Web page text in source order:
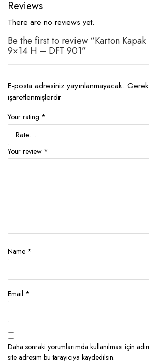
Reviews
There are no reviews yet.
Be the first to review “Karton
9×14 H – DFT 901”
E-posta adresiniz yayınlanmayacak.
işaretlenmişlerdir
Your rating *
Your review *
Name *
Email *
Daha sonraki yorumlarımda kullanılması için
site adresim bu tarayıcıya kaydedilsin.